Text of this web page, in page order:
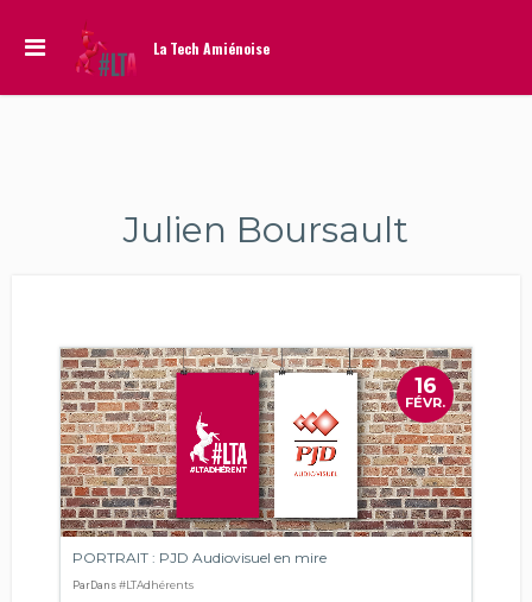
La Tech Amiénoise
Julien Boursault
16
FÉVR.
PORTRAIT : PJD Audiovisuel en mire
ParDans #LTAdhérents